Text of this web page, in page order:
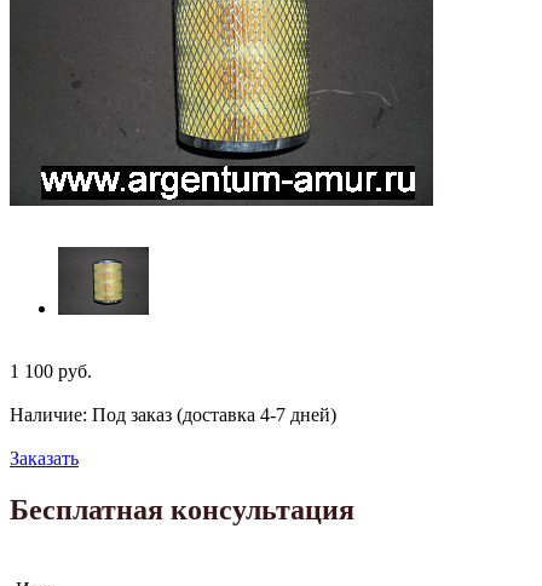
1 100 руб.
Наличие: Под заказ (доставка 4-7 дней)
Заказать
Бесплатная консультация